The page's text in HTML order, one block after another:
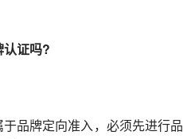
认证吗?
品牌定向准入，必须先进行品